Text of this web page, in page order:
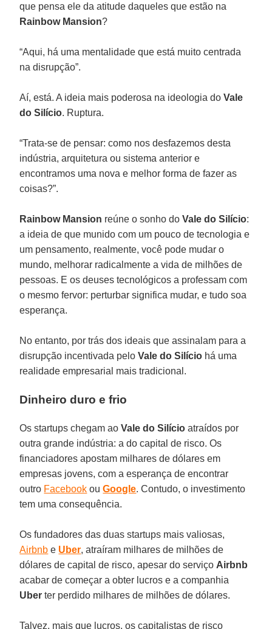
que pensa ele da atitude daqueles que estão na
Rainbow Mansion?
“Aqui, há uma mentalidade que está muito centrada
na disrupção”.
Aí, está. A ideia mais poderosa na ideologia doVale
do Silício. Ruptura.
“Trata-se de pensar: como nos desfazemos desta
indústria, arquitetura ou sistema anterior e
encontramos uma nova e melhor forma de fazer as
coisas?”.
Rainbow Mansion reúne o sonho doVale do Silício:
a ideia de que munido com um pouco de tecnologia e
um pensamento, realmente, você pode mudar o
mundo, melhorar radicalmente a vida de milhões de
pessoas. E os deuses tecnológicos a professam com
o mesmo fervor: perturbar significa mudar, e tudo soa
esperança.
No entanto, por trás dos ideais que assinalam para a
disrupção incentivada peloVale do Silício há uma
realidade empresarial mais tradicional.
Dinheiro duro e frio
Os startups chegam aoVale do Silício atraídos por
outra grande indústria: a do capital de risco. Os
financiadores apostam milhares de dólares em
empresas jovens, com a esperança de encontrar
outro Facebook ouGoogle. Contudo, o investimento
tem uma consequência.
Os fundadores das duas startups mais valiosas,
Airbnb e Uber, atraíram milhares de milhões de
dólares de capital de risco, apesar do serviço Airbnb
acabar de começar a obter lucros e a companhia
Uber ter perdido milhares de milhões de dólares.
Talvez, mais que lucros, os capitalistas de risco